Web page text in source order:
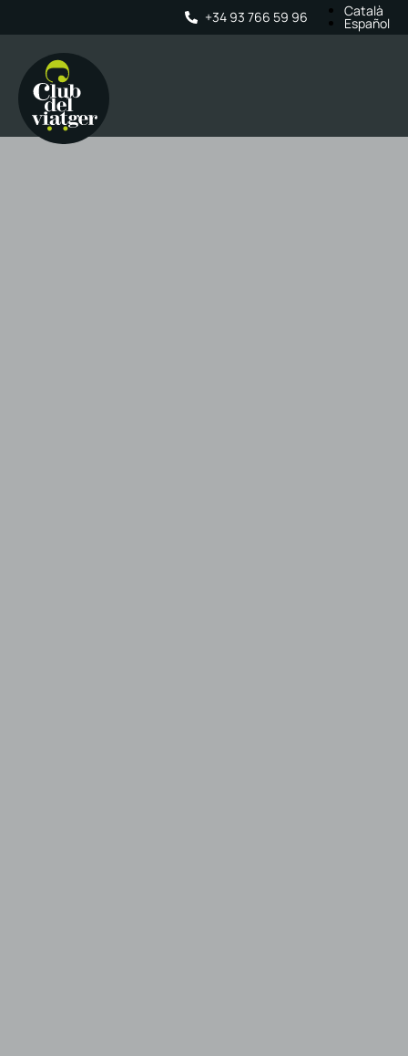
+34 93 766 59 96 Català
Español